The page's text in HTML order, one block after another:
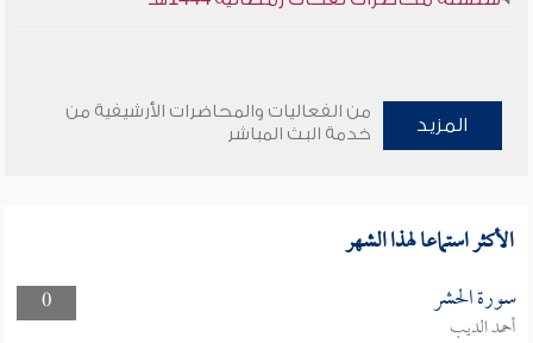
المزيد
من الفعاليات والمحاضرات الأرشيفية من
خدمة البث المباشر
الأكثر استماعا لهذا الشهر
0 سورة الحشر
أحمد الديب